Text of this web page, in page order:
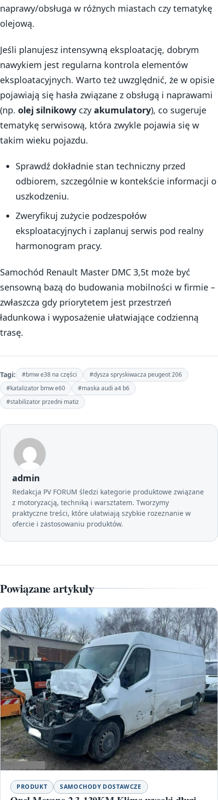
naprawy/obsługa w różnych miastach czy tematykę
olejową.
Jeśli planujesz intensywną eksploatację, dobrym
nawykiem jest regularna kontrola elementów
eksploatacyjnych. Warto też uwzględnić, że w opisie
pojawiają się hasła związane z obsługą i naprawami
(np. olej silnikowy czy akumulatory), co sugeruje
tematykę serwisową, która zwykle pojawia się w
takim wieku pojazdu.
Sprawdź dokładnie stan techniczny przed
odbiorem, szczególnie w kontekście informacji o
uszkodzeniu.
Zweryfikuj zużycie podzespołów
eksploatacyjnych i zaplanuj serwis pod realny
harmonogram pracy.
Samochód Renault Master DMC 3,5t może być
sensowną bazą do budowania mobilności w firmie –
zwłaszcza gdy priorytetem jest przestrzeń
ładunkowa i wyposażenie ułatwiające codzienną
trasę.
Tagi: #bmw e38 na części
#dysza spryskiwacza peugeot 206
#katalizator bmw e60
#maska audi a4 b6
#stabilizator przedni matiz
admin
Redakcja PV FORUM śledzi kategorie produktowe związane
z motoryzacją, techniką i warsztatem. Tworzymy
praktyczne treści, które ułatwiają szybkie rozeznanie w
ofercie i zastosowaniu produktów.
Powiązane artykuły
PRODUKT SAMOCHODY DOSTAWCZE